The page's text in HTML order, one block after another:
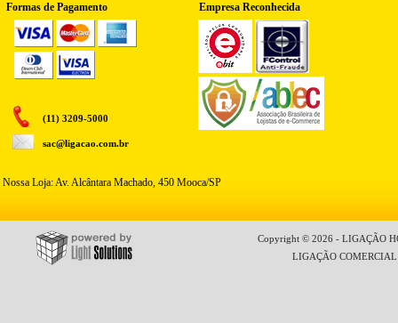
Formas de Pagamento Empresa Reconhecida
(11) 3209-5000
sac@ligacao.com.br
Nossa Loja: Av. Alcântara Machado, 450 Mooca/SP
Copyright © 2026 - LIGAÇÃO
LIGAÇÃO